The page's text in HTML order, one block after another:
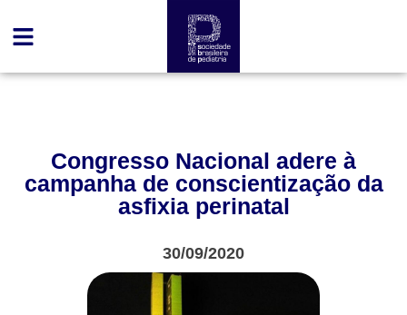
Congresso Nacional adere à
campanha de conscientização da
asfixia perinatal
30/09/2020